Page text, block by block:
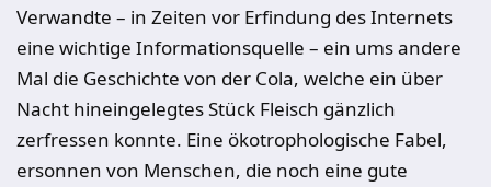
Verwandte – in Zeiten vor Erfindung des Internets
eine wichtige Informationsquelle – ein ums andere
Mal die Geschichte von der Cola, welche ein über
Nacht hineingelegtes Stück Fleisch gänzlich
zerfressen konnte. Eine ökotrophologische Fabel,
ersonnen von Menschen, die noch eine gute